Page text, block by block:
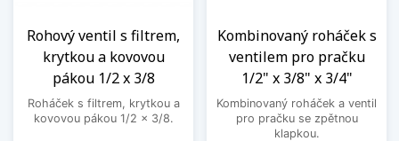
Rohový ventil s filtrem,
krytkou a kovovou
pákou 1/2 x 3/8
Roháček s filtrem, krytkou a
kovovou pákou 1/2 x 3/8.
Kombinovaný roháček s
ventilem pro pračku
1/2" x 3/8" x 3/4"
Kombinovaný roháček a ventil
pro pračku se zpětnou
klapkou.